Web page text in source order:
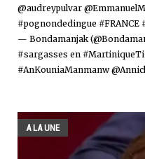
@audreypulvar
#pognondedingue
— Bondamanjak
#sargasses en
#AnKouniaManmanw
A LA UNE